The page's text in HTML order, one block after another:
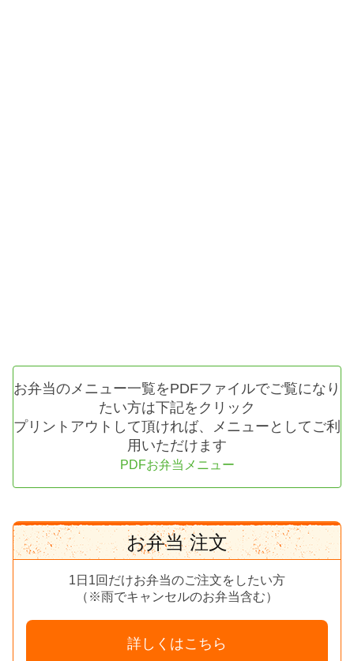
お弁当のメニュー一覧をPDFファイルでご覧になり
たい方は下記をクリック
プリントアウトして頂ければ、メニューとしてご利
用いただけます
PDFお弁当メニュー
お弁当 注文
1日1回だけお弁当のご注文をしたい方
（※雨でキャンセルのお弁当含む）
詳しくはこちら